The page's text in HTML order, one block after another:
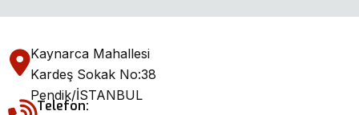
Kaynarca Mahallesi
Kardeş Sokak No:38
Pendik/İSTANBUL
Telefon: